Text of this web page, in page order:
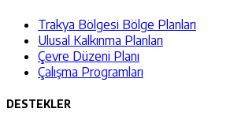
Trakya Bölgesi Bölge Planları
Ulusal Kalkınma Planları
Çevre Düzeni Planı
Çalışma Programları
DESTEKLER